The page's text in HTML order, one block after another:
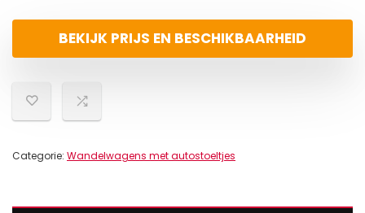
BEKIJK PRIJS EN BESCHIKBAARHEID
Categorie: Wandelwagens met autostoeltjes